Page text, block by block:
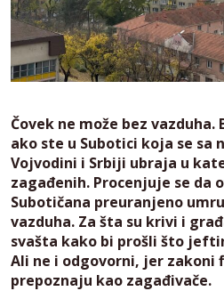
Čovek ne može bez
ako ste u Subotici koja se sa
Vojvodini i Srbiji ubraja u
zagađenih. Procenjuje se da
Subotičana preuranjeno
vazduha. Za šta su krivi i
svašta kako bi prošli što
Ali ne i odgovorni, jer zakoni
prepoznaju kao zagađivače.